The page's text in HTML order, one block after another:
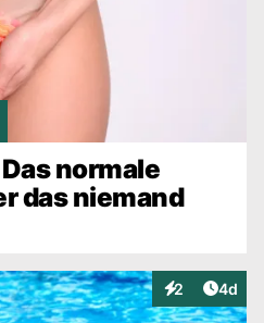
normale
das niemand
2
Interaktionen
4d